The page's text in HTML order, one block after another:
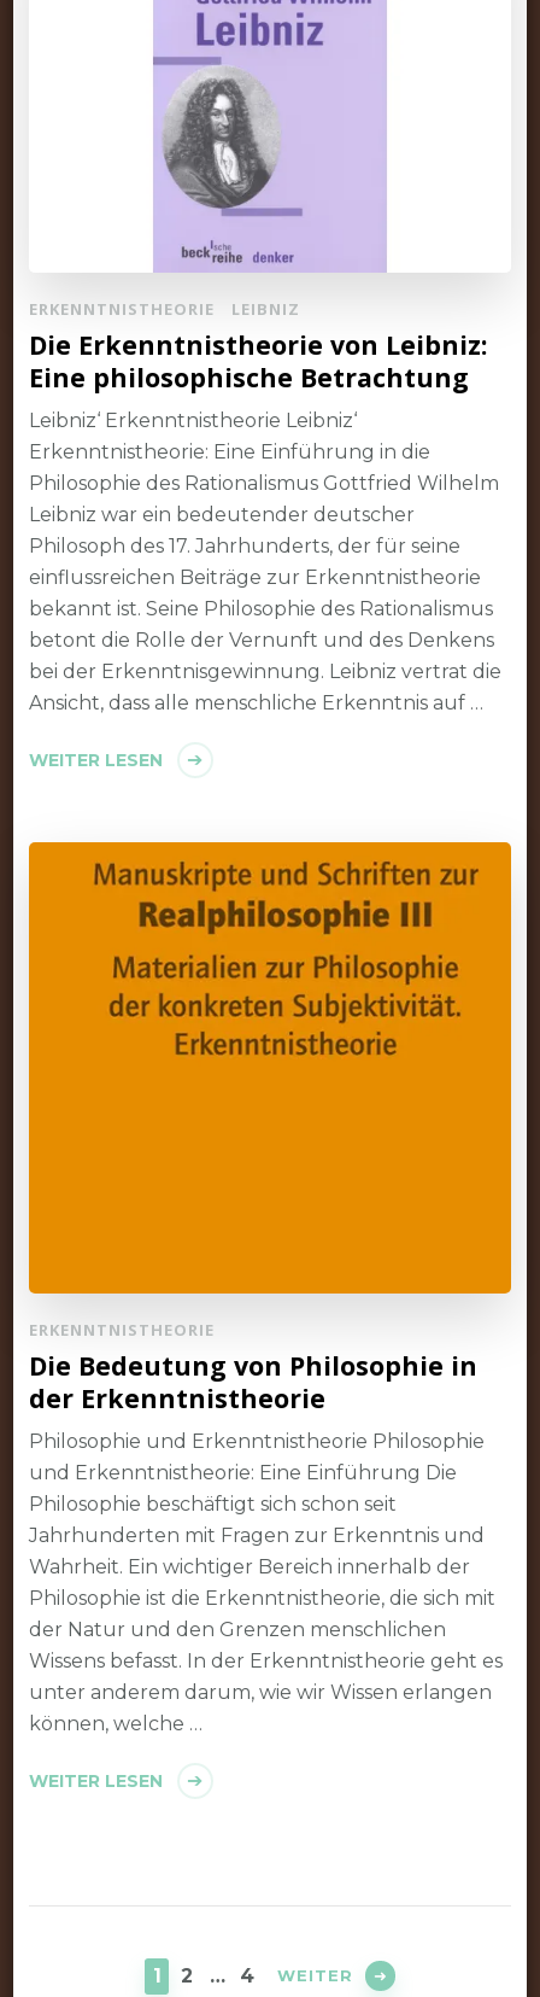
ERKENNTNISTHEORIE LEIBNIZ
Die Erkenntnistheorie von Leibniz:
Eine philosophische Betrachtung
Leibniz‘ Erkenntnistheorie Leibniz‘
Erkenntnistheorie: Eine Einführung in die
Philosophie des Rationalismus Gottfried Wilhelm
Leibniz war ein bedeutender deutscher
Philosoph des 17. Jahrhunderts, der für seine
einflussreichen Beiträge zur Erkenntnistheorie
bekannt ist. Seine Philosophie des Rationalismus
betont die Rolle der Vernunft und des Denkens
bei der Erkenntnisgewinnung. Leibniz vertrat die
Ansicht, dass alle menschliche Erkenntnis auf …
WEITER LESEN
ERKENNTNISTHEORIE
Die Bedeutung von Philosophie in
der Erkenntnistheorie
Philosophie und Erkenntnistheorie Philosophie
und Erkenntnistheorie: Eine Einführung Die
Philosophie beschäftigt sich schon seit
Jahrhunderten mit Fragen zur Erkenntnis und
Wahrheit. Ein wichtiger Bereich innerhalb der
Philosophie ist die Erkenntnistheorie, die sich mit
der Natur und den Grenzen menschlichen
Wissens befasst. In der Erkenntnistheorie geht es
unter anderem darum, wie wir Wissen erlangen
können, welche …
WEITER LESEN
SEITE
1 SEITE
2 … SEITE
4 WEITER